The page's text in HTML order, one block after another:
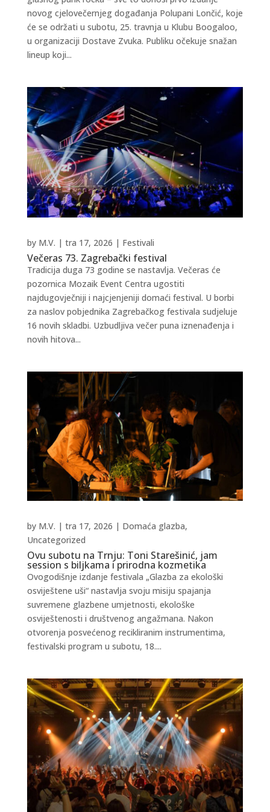
novog cjelovečernjeg događanja Polupani Lončić, koje
će se održati u subotu, 25. travnja u Klubu Boogaloo,
u organizaciji Dostave Zvuka. Publiku očekuje snažan
lineup koji...
Večeras 73. Zagrebački festival
by M.V. | tra 17, 2026 | Festivali
Tradicija duga 73 godine se nastavlja. Večeras će
pozornica Mozaik Event Centra ugostiti
najdugovječniji i najcjenjeniji domaći festival. U borbi
za naslov pobjednika Zagrebačkog festivala sudjeluje
16 novih skladbi. Uzbudljiva večer puna iznenađenja i
novih hitova...
Ovu subotu na Trnju: Toni Starešinić, jam
session s biljkama i prirodna kozmetika
by M.V. | tra 17, 2026 | Domaća glazba,
Uncategorized
Ovogodišnje izdanje festivala „Glazba za ekološki
osviještene uši“ nastavlja svoju misiju spajanja
suvremene glazbene umjetnosti, ekološke
osviještenosti i društvenog angažmana. Nakon
otvorenja posvećenog recikliranim instrumentima,
festivalski program u subotu, 18....